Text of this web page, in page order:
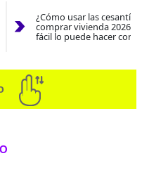
¿Cómo usar las
comprar vivienda 2026?
fácil lo puede hacer con